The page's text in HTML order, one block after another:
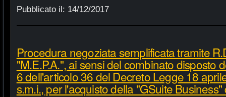
Pubblicato il: 14/12/2017
Procedura negoziata semplificata tramite
"M.E.P.A.", ai sensi del combinato disposto
6 dell'articolo 36 del Decreto Legge 18
s.m.i., per l'acquisto della "GSuite